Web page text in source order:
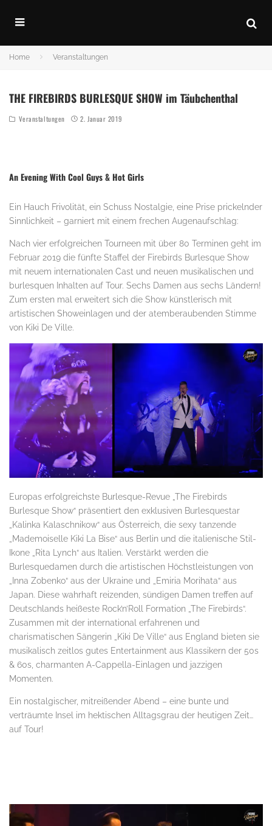
Home Veranstaltungen
THE FIREBIRDS BURLESQUE SHOW im Täubchenthal
Veranstaltungen 2. Januar 2019
An Evening With Cool Guys & Hot Girls
Ein Hauch Frivolität, ein Schuss Nostalgie, eine Prise prickelnder
Sinnlichkeit – garniert mit einem frechen Augenaufschlag:
Nach vier erfolgreichen Tourneen mit über 80 Terminen geht im
Februar 2019 die fünfte Staffel der Firebirds Burlesque Show
mit neuem internationalen Cast und neuen musikalischen und
burlesquen Inhalten auf Tour. Sechs Damen aus sechs Ländern!
Zum ersten mal erweitert sich die Show künstlerisch mit
artistischen Showeinlagen und der atemberaubenden Stimme
von Kiki De Ville.
Europas erfolgreichste Burlesque-Revue „The Firebirds
Burlesque Show“ präsentiert den exklusiven Burlesquestar
„Kalinka Kalaschnikow“ aus Österreich, die sexy tanzende
„Mademoiselle Kiki La Bise“ aus Berlin und die italienische Stil-
Ikone „Rita Lynch“ aus Italien. Verstärkt werden die
Burlesquedamen durch die artistischen Höchstleistungen von
„Inna Zobenko“ aus der Ukraine und „Emiria Morihata“ aus
Japan. Diese wahrhaft reizenden, sündigen Damen treffen auf
Deutschlands heißeste Rock’n’Roll Formation „The Firebirds“.
Zusammen mit der international erfahrenen und
charismatischen Sängerin „Kiki De Ville“ aus England bieten sie
musikalisch zeitlos gutes Entertainment aus Klassikern der 50s
& 60s, charmanten A-Cappella-Einlagen und jazzigen
Momenten.
Ein nostalgischer, mitreißender Abend – eine bunte und
verträumte Insel im hektischen Alltagsgrau der heutigen Zeit…
auf Tour!